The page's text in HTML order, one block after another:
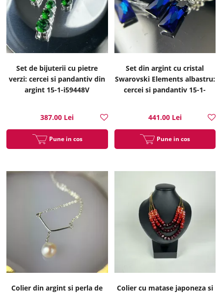
Set de bijuterii cu pietre
verzi: cercei si pandantiv din
argint 15-1-i59448V
387.00 Lei
Pune in cos
Set din argint cu cristal
Swarovski Elements albastru:
cercei si pandantiv 15-1-
441.00 Lei
Pune in cos
Colier din argint si perla de
Colier cu matase japoneza si